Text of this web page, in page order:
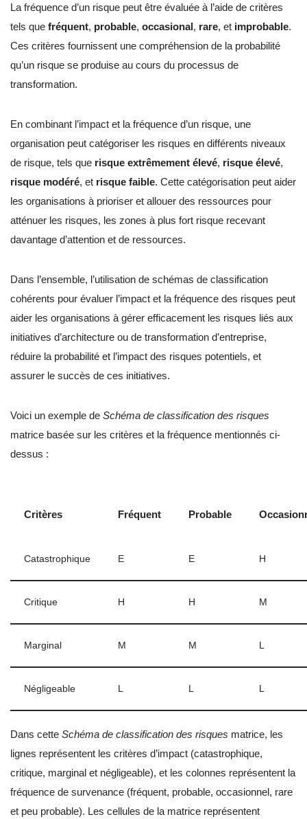
La fréquence d’un risque peut être évaluée à l’aide de critères
tels que fréquent, probable, occasional, rare, et improbable.
Ces critères fournissent une compréhension de la probabilité
qu’un risque se produise au cours du processus de
transformation.
En combinant l’impact et la fréquence d’un risque, une
organisation peut catégoriser les risques en différents niveaux
de risque, tels que risque extrêmement élevé, risque élevé,
risque modéré, et risque faible. Cette catégorisation peut aider
les organisations à prioriser et allouer des ressources pour
atténuer les risques, les zones à plus fort risque recevant
davantage d’attention et de ressources.
Dans l’ensemble, l’utilisation de schémas de classification
cohérents pour évaluer l’impact et la fréquence des risques peut
aider les organisations à gérer efficacement les risques liés aux
initiatives d’architecture ou de transformation d’entreprise,
réduire la probabilité et l’impact des risques potentiels, et
assurer le succès de ces initiatives.
Voici un exemple de Schéma de classification des risques
matrice basée sur les critères et la fréquence mentionnés ci-
dessus :
Critères Fréquent Probable
Catastrophique E E H
Critique H H M
Marginal M M L
Négligeable L L L
Dans cette Schéma de classification des risques matrice, les
lignes représentent les critères d’impact (catastrophique,
critique, marginal et négligeable), et les colonnes représentent la
fréquence de survenance (fréquent, probable, occasionnel, rare
et peu probable). Les cellules de la matrice représentent